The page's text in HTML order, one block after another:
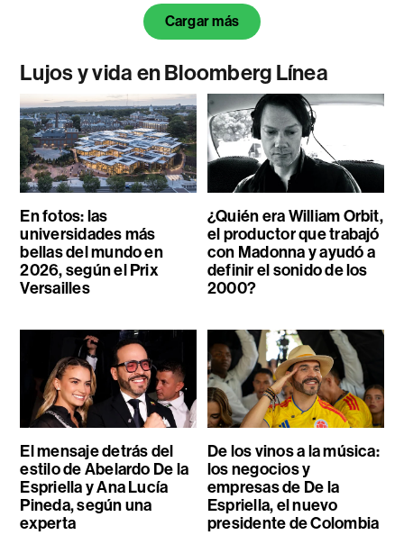
Cargar más
Lujos y vida en Bloomberg Línea
En fotos: las
universidades más
bellas del mundo en
2026, según el Prix
Versailles
¿Quién era William Orbit,
el productor que trabajó
con Madonna y ayudó a
definir el sonido de los
2000?
El mensaje detrás del
estilo de Abelardo De la
Espriella y Ana Lucía
Pineda, según una
experta
De los vinos a la música:
los negocios y
empresas de De la
Espriella, el nuevo
presidente de Colombia